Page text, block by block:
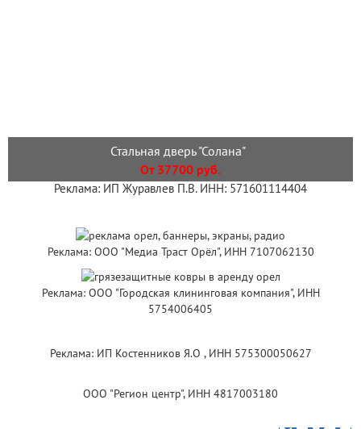
Стальная дверь "Солана"
От 37700 руб.
Реклама: ИП Журавлев П.В. ИНН: 571601114404
Реклама: ООО "Медиа Траст Орёл", ИНН 7107062130
Реклама: ООО "Городская клининговая компания", ИНН
5754006405
Реклама: ИП Костенников Я.О , ИНН 575300050627
ООО "Регион центр", ИНН 4817003180